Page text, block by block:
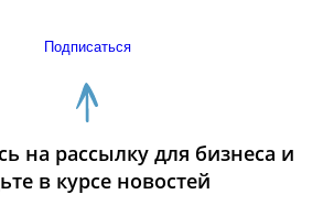
Подписаться
на рассылку для бизнеса и
в курсе новостей